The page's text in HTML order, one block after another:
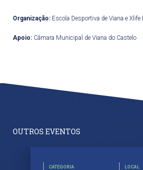
Organização: Escola Desportiva de Viana e Xlife
Apoio: Câmara Municipal de Viana do Castelo
OUTROS EVENTOS
CATEGORIA LOCAL